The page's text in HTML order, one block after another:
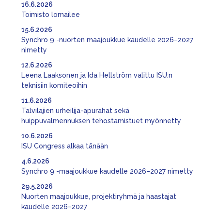
Toimisto lomailee
16.6.2026
Synchro 9 -nuorten maajoukkue kaudelle 2026–2027
nimetty
15.6.2026
Leena Laaksonen ja Ida Hellström valittu ISU:n
teknisiin komiteoihin
12.6.2026
Talvilajien urheilija-apurahat sekä
huippuvalmennuksen tehostamistuet myönnetty
11.6.2026
ISU Congress alkaa tänään
10.6.2026
Synchro 9 -maajoukkue kaudelle 2026–2027 nimetty
4.6.2026
Nuorten maajoukkue, projektiryhmä ja haastajat
kaudelle 2026–2027
29.5.2026